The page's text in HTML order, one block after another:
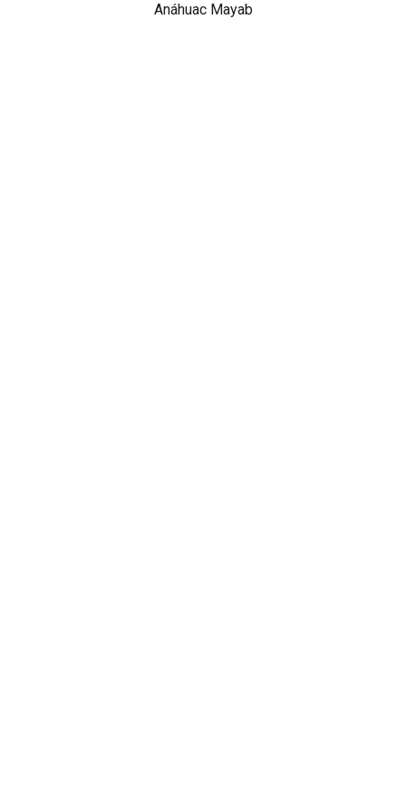
Anáhuac Mayab